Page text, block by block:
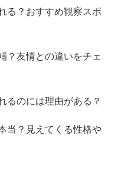
る？おすすめ観察スポ
？友情との違いをチェ
るのには理由がある？
当？見えてくる性格や